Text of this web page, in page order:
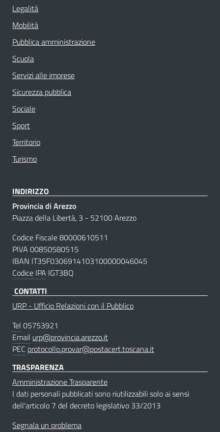
Legalità
Mobilità
Pubblica amministrazione
Scuola
Servizi alle imprese
Sicurezza pubblica
Sociale
Sport
Territorio
Turismo
INDIRIZZO
Provincia di Arezzo
Piazza della Libertà, 3 - 52100 Arezzo
Codice Fiscale 80000610511
PIVA 00850580515
IBAN IT35F0306914103100000046045
Codice IPA IGT3BQ
CONTATTI
URP - Ufficio Relazioni con il Pubblico
Tel 05753921
Email urp@provincia.arezzo.it
PEC protocollo.provar@postacert.toscana.it
TRASPARENZA
Amministrazione Trasparente
I dati personali pubblicati sono riutilizzabili solo ai sensi
dell'articolo 7 del decreto legislativo 33/2013
Segnala un problema